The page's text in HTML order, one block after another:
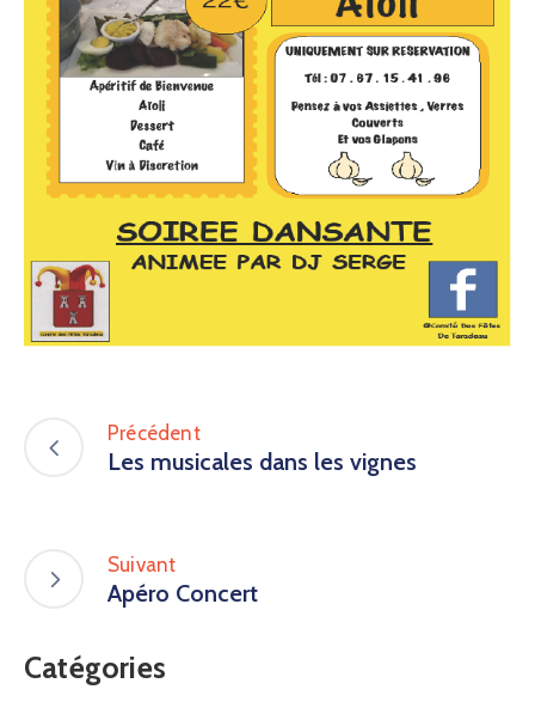
Précédent
Les musicales dans les vignes
Suivant
Apéro Concert
Catégories